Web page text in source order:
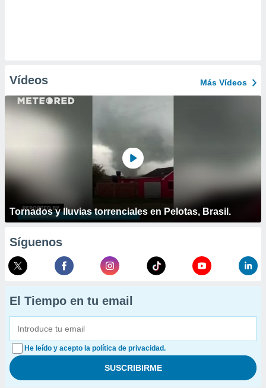
Vídeos Más Vídeos
Tornados y lluvias torrenciales en Pelotas, Brasil.
Síguenos
El Tiempo en tu email
He leído y acepto la política de privacidad.